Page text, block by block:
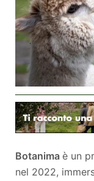
Botanima è un
nel 2022,